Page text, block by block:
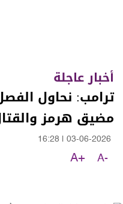
أخبار عاجلة
ترامب: نحاول
مضيق هرمز
03-06-2026
16:28
A-
A+